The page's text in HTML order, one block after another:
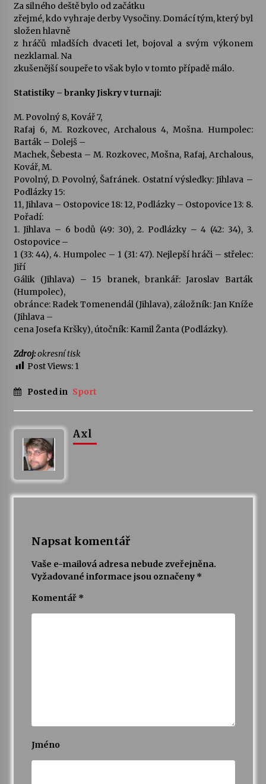
Varhanní recitál Michala Novenka v Klášteře
Želiv
3. 7. 2026
Petr Adamec – Malovaný svět
Za silného deště bylo od začátku
zřejmé, kdo vyhraje derby Vysočiny. Domácí tým, který byl
složen hlavně
z hráčů mladších dvaceti let, bojoval a svým výkonem
nezklamal. Na
zkušenější soupeře to však bylo v tomto případě málo.
Statistiky – branky Jiskry v turnaji:
M. Povolný 8, Kovář 7,
Rafaj 6, M. Rozkovec, Archalous 4, Mošna. Humpolec:
Barták – Dolejš –
Machek, Šebesta – M. Rozkovec, Mošna, Rafaj, Archalous,
Kovář, M.
Povolný, D. Povolný, Šafránek. Ostatní výsledky: Jihlava –
Podlázky 15:
11, Jihlava – Ostopovice 18: 12, Podlázky – Ostopovice 13: 8.
Pořadí:
1. Jihlava – 6 bodů (49: 30), 2. Podlázky – 4 (42: 34), 3.
Ostopovice –
1 (33: 44), 4. Humpolec – 1 (31: 47). Nejlepší hráči – střelec:
Jiří
Gálik (Jihlava) – 15 branek, brankář: Jaroslav Barták
(Humpolec),
obránce: Radek Tomenendál (Jihlava), záložník: Jan Kníže
(Jihlava –
cena Josefa Kršky), útočník: Kamil Žanta (Podlázky).
Zdroj:okresní tisk
Post Views: 1
Posted in Sport
Axl
Napsat komentář
Vaše e-mailová adresa nebude zveřejněna.
Vyžadované informace jsou označeny *
Komentář *
Jméno